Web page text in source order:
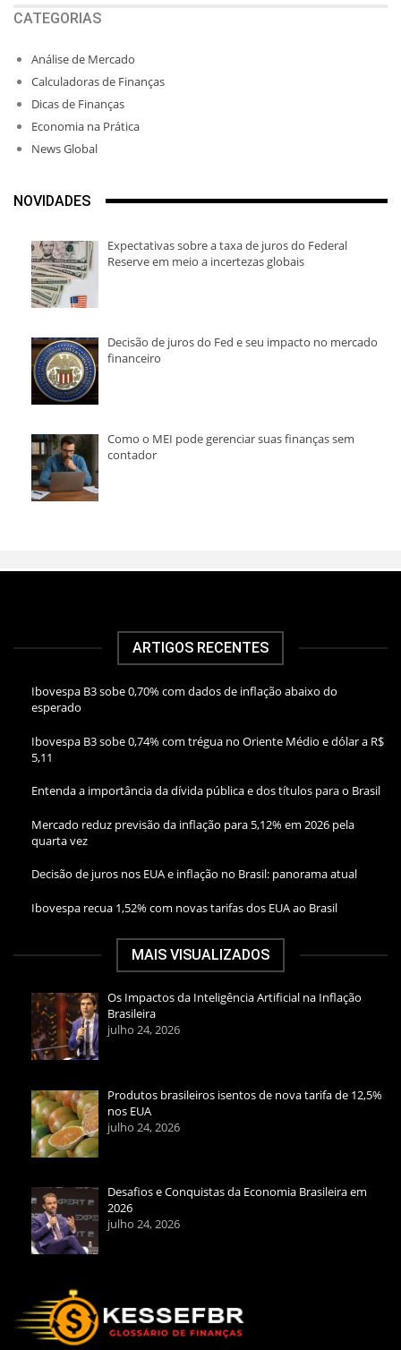
CATEGORIAS
Análise de Mercado
Calculadoras de Finanças
Dicas de Finanças
Economia na Prática
News Global
NOVIDADES
Expectativas sobre a taxa de juros do Federal
Reserve em meio a incertezas globais
Decisão de juros do Fed e seu impacto no mercado
financeiro
Como o MEI pode gerenciar suas finanças sem
contador
ARTIGOS RECENTES
Ibovespa B3 sobe 0,70% com dados de inflação abaixo do
esperado
Ibovespa B3 sobe 0,74% com trégua no Oriente Médio e dólar a R$
5,11
Entenda a importância da dívida pública e dos títulos para o Brasil
Mercado reduz previsão da inflação para 5,12% em 2026 pela
quarta vez
Decisão de juros nos EUA e inflação no Brasil: panorama atual
Ibovespa recua 1,52% com novas tarifas dos EUA ao Brasil
MAIS VISUALIZADOS
Os Impactos da Inteligência Artificial na Inflação
Brasileira
julho 24, 2026
Produtos brasileiros isentos de nova tarifa de 12,5%
nos EUA
julho 24, 2026
Desafios e Conquistas da Economia Brasileira em
2026
julho 24, 2026